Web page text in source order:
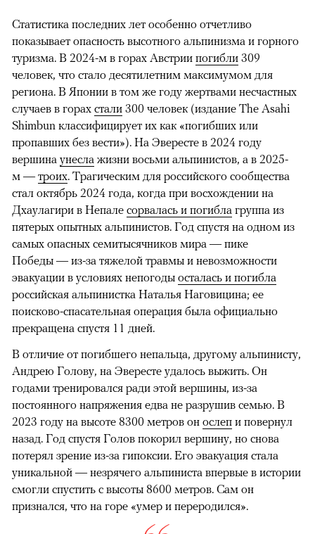
Статистика последних лет особенно отчетливо
показывает опасность высотного альпинизма и горного
туризма. В 2024-м в горах Австрии погибли 309
человек, что стало десятилетним максимумом для
региона. В Японии в том же году жертвами несчастных
случаев в горах стали 300 человек (издание The Asahi
Shimbun классифицирует их как «погибших или
пропавших без вести»). На Эвересте в 2024 году
вершина унесла жизни восьми альпинистов, а в 2025-
м — троих. Трагическим для российского сообщества
стал октябрь 2024 года, когда при восхождении на
Дхаулагири в Непале сорвалась и погибла группа из
пятерых опытных альпинистов. Год спустя на одном из
самых опасных семитысячников мира — пике
Победы — из-за тяжелой травмы и невозможности
эвакуации в условиях непогоды осталась и погибла
российская альпинистка Наталья Наговицина; ее
поисково-спасательная операция была официально
прекращена спустя 11 дней.
В отличие от погибшего непальца, другому альпинисту,
Андрею Голову, на Эвересте удалось выжить. Он
годами тренировался ради этой вершины, из-за
постоянного напряжения едва не разрушив семью. В
2023 году на высоте 8300 метров он ослеп и повернул
назад. Год спустя Голов покорил вершину, но снова
потерял зрение из-за гипоксии. Его эвакуация стала
уникальной — незрячего альпиниста впервые в истории
смогли спустить с высоты 8600 метров. Сам он
признался, что на горе «умер и переродился».